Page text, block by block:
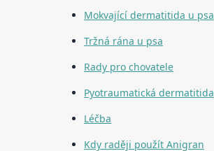
Mokvající dermatitida u psa
Tržná rána u psa
Rady pro chovatele
Pyotraumatická dermatitida
Léčba
Kdy raději použít Anigran